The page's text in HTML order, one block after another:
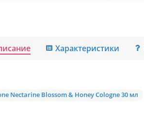
Характеристики
Nectarine Blossom & Honey Cologne 30 мл